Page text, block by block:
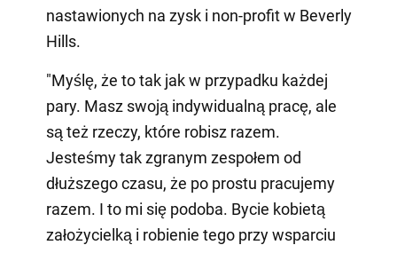
nastawionych na zysk i non-profit w Beverly
Hills.
"Myślę, że to tak jak w przypadku każdej
pary. Masz swoją indywidualną pracę, ale
są też rzeczy, które robisz razem.
Jesteśmy tak zgranym zespołem od
dłuższego czasu, że po prostu pracujemy
razem. I to mi się podoba. Bycie kobietą
założycielką i robienie tego przy wsparciu